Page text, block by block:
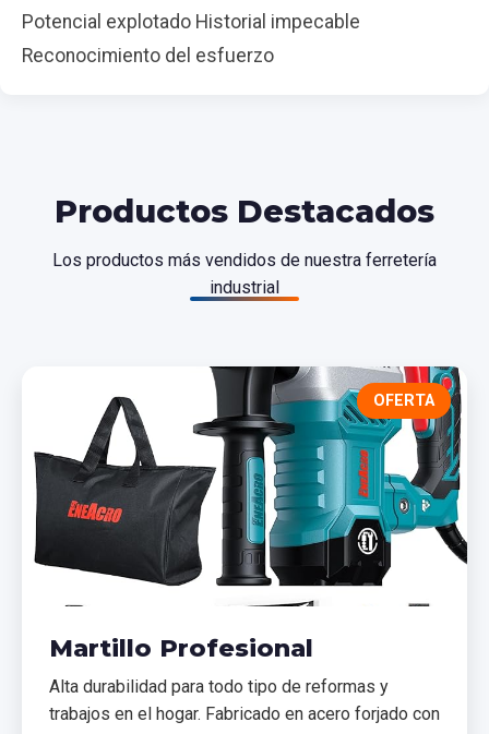
Potencial explotado Historial impecable
Reconocimiento del esfuerzo
Productos Destacados
Los productos más vendidos de nuestra ferretería
industrial
OFERTA
Martillo Profesional
Alta durabilidad para todo tipo de reformas y
trabajos en el hogar. Fabricado en acero forjado con